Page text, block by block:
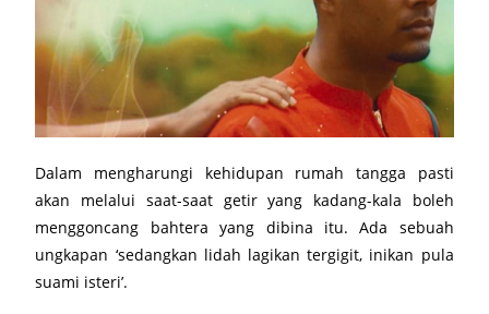
Dalam mengharungi kehidupan rumah tangga pasti
akan melalui saat-saat getir yang kadang-kala boleh
menggoncang bahtera yang dibina itu. Ada sebuah
ungkapan ‘sedangkan lidah lagikan tergigit, inikan pula
suami isteri’.